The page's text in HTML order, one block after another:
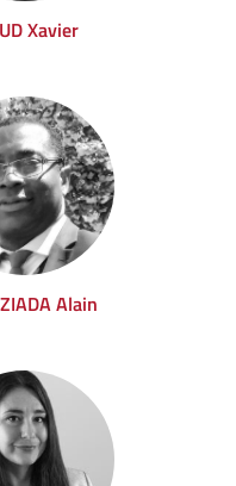
Xavier
Alain